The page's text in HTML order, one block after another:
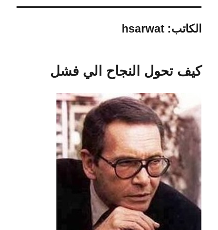
الكاتب:hsarwat
كيف تحول النجاح الي فشل